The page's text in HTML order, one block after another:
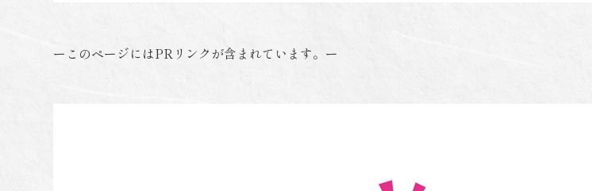
ーこのページにはPRリンクが含まれています。ー